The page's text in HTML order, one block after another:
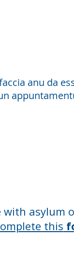
anu da
with asylum
this